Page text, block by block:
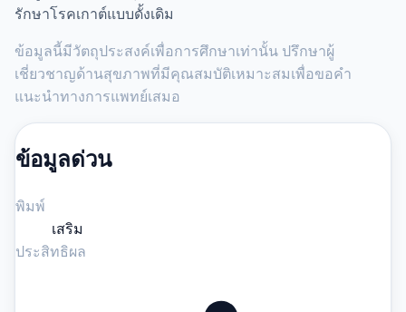
รักษาโรคเกาต์แบบดั้งเดิม
ข้อมูลนี้มีวัตถุประสงค์เพื่อการศึกษาเท่านั้น ปรึกษาผู้
เชี่ยวชาญด้านสุขภาพที่มีคุณสมบัติเหมาะสมเพื่อขอคำ
แนะนำทางการแพทย์เสมอ
ข้อมูลด่วน
พิมพ์
เสริม
ประสิทธิผล